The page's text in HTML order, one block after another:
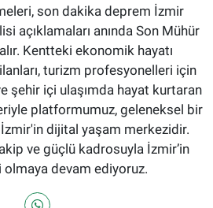
son dakika deprem İzmir
açıklamaları anında Son Mühür
Kentteki ekonomik hayatı
turizm profesyonelleri için
şehir içi ulaşımda hayat kurtaran
platformumuz, geleneksel bir
dijital yaşam merkezidir.
ve güçlü kadrosuyla İzmir’in
olmaya devam ediyoruz.